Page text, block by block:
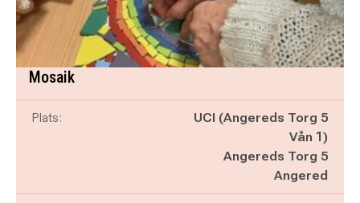
Mosaik
Plats:
UCI (Angereds Torg 5
Vån 1)
Angereds Torg 5
Angered